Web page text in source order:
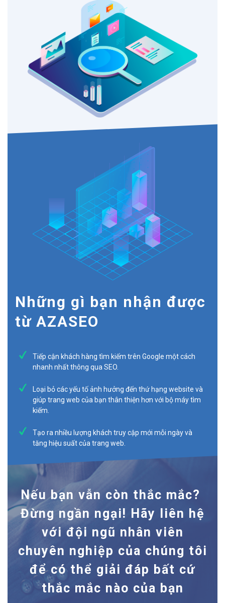
Những gì bạn nhận được
từ AZASEO
Tiếp cận khách hàng tìm kiếm trên Google một cách
nhanh nhất thông qua SEO.
Loại bỏ các yếu tố ảnh hưởng đến thứ hạng website và
giúp trang web của bạn thân thiện hơn với bộ máy tìm
kiếm.
Tạo ra nhiều lượng khách truy cập mới mỗi ngày và
tăng hiệu suất của trang web.
Nếu bạn vẫn còn thắc mắc?
Đừng ngần ngại! Hãy liên hệ
với đội ngũ nhân viên
chuyên nghiệp của chúng tôi
để có thể giải đáp bất cứ
thắc mắc nào của bạn